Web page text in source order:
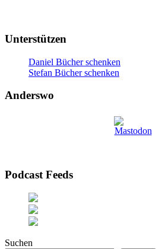
Unterstützen
Daniel Bücher schenken
Stefan Bücher schenken
Anderswo
Podcast Feeds
Suchen